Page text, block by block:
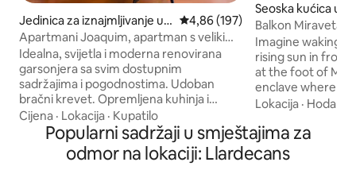
Jedinica za iznajmljivanje u
mjestu Margalef
Prosječna ocjena: 4,86 od 5,
4,86 (197)
Apartmani Joaquim, apartman s velikim
bračnim krevetom (king size)
Idealna, svijetla i moderna renovirana
garsonjera sa svim dostupnim
sadržajima i pogodnostima. Udoban
bračni krevet. Opremljena kuhinja i
kompletno kupatilo. Smješteno u
samom centru kako biste uživali u svom
boravku u M. Argalefu. Sve je osmišljeno
za sjajno iskustvo u selu, uz 24-satnu
Cijena · Lokacija · Kupatilo
Seoska kućica u
et
Balkon Miraveta
Imagine waking
rising sun in front
at the foot of
enclave where
Aurelio and
with a lovely
kitchenette, terrace
up with the birds,
Lokacija · Hodanje
Popularni sadržaji u smještajima za
odmor na lokaciji: Llardecans